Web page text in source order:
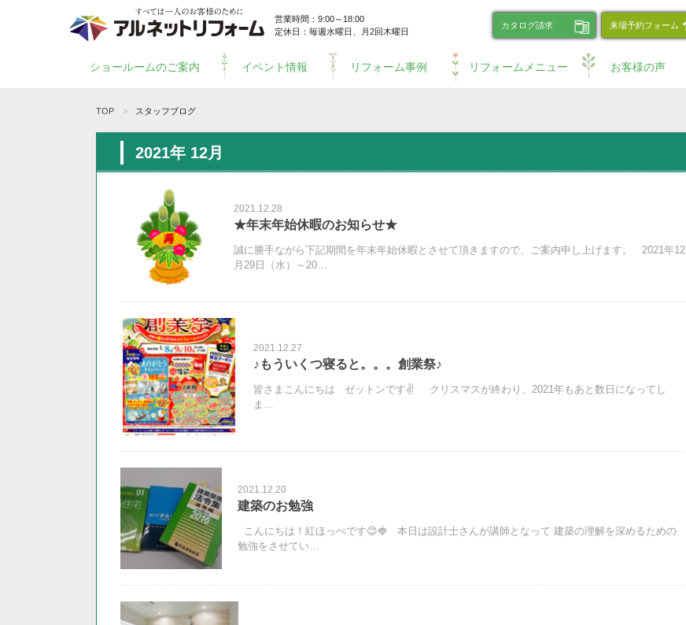
営業時間：9:00～18:00
定休日：毎週水曜日、
月2回木曜日
カタログ請求 来場予約フォーム
ショールームのご案内 イベント情報 リフォーム事例 リフォームメニュー お客様の声
TOP スタッフブログ
2021年 12月
2021.12.28
★年末年始休暇のお知らせ★
誠に勝手ながら下記期間を年末年始休暇とさせて頂きますので、ご案内申し上げます。 2021年12
月29日（水）～20…
2021.12.27
♪もういくつ寝ると。。。創業祭♪
皆さまこんにちは ゼットンです✌ クリスマスが終わり、2021年もあと数日になってし
ま…
2021.12.20
建築のお勉強
こんにちは！紅ほっぺです😊🍓 本日は設計士さんが講師となって 建築の理解を深めるための
勉強をさせてい…